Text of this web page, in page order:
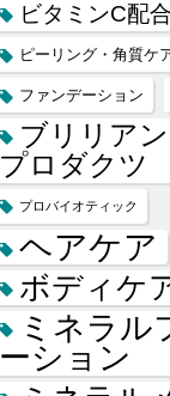
ビタミンC配合
ピーリング・角質ケ
ファンデーション
ブリリア
プロダクツ
プロバイオティック
ヘアケア
ボディケ
ミネラル
ーション